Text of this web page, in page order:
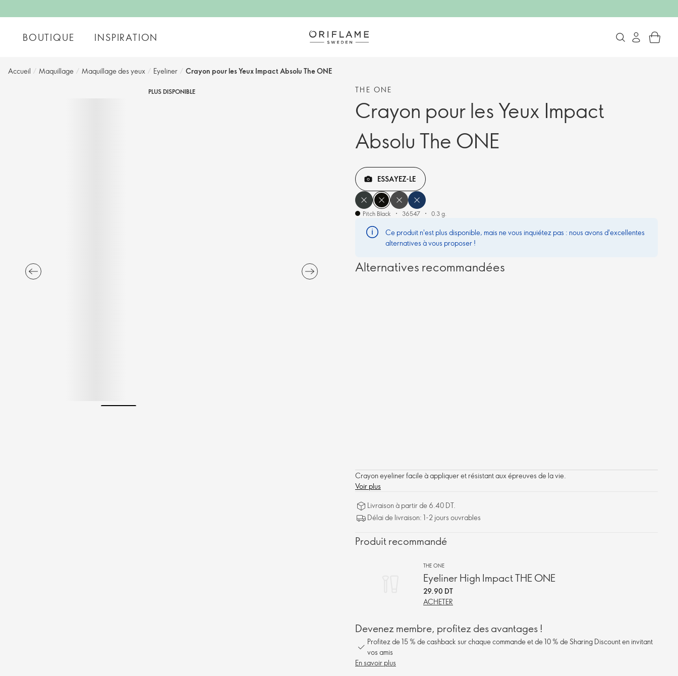
BOUTIQUE INSPIRATION
Accueil / Maquillage / Maquillage des yeux / Eyeliner / Crayon pour les Yeux Impact Absolu The ONE
PLUS DISPONIBLE THE ONE
Crayon pour les Yeux Impact
Absolu The ONE
ESSAYEZ-LE
Pitch Black 36547 0.3 g.
Ce produit n'est plus disponible, mais ne vous inquiétez pas : nous avons d'excellentes
alternatives à vous proposer !
Alternatives recommandées
Crayon eyeliner facile à appliquer et résistant aux épreuves de la vie.
Voir plus
Livraison à partir de 6.40 DT.
Délai de livraison: 1-2 jours ouvrables
Produit recommandé
THE ONE
Eyeliner High Impact THE ONE
29.90 DT
ACHETER
Devenez membre, profitez des avantages !
Profitez de 15 % de cashback sur chaque commande et de 10 % de Sharing Discount en invitant
vos amis
En savoir plus